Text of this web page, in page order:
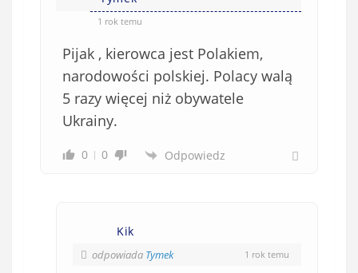
1 rok temu
Pijak , kierowca jest Polakiem,
narodowości polskiej. Polacy walą
5 razy więcej niż obywatele
Ukrainy.
0 0 Odpowiedz
Kik
odpowiada Tymek 1 rok temu